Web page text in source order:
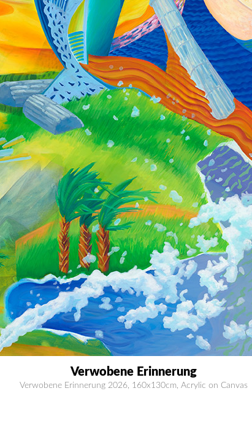
Verwobene Erinnerung
Verwobene Erinnerung 2026, 160x130cm, Acrylic on Canvas